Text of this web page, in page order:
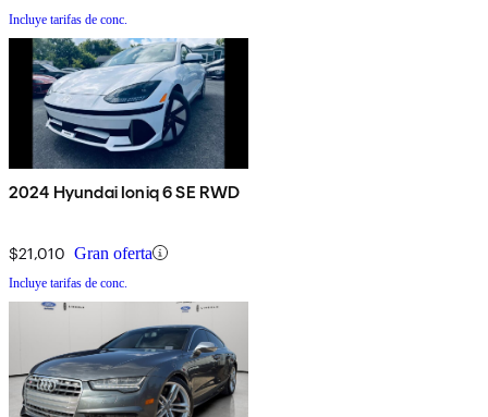
Incluye tarifas de conc.
2024 Hyundai Ioniq 6 SE RWD
$21,010 Gran oferta
Incluye tarifas de conc.